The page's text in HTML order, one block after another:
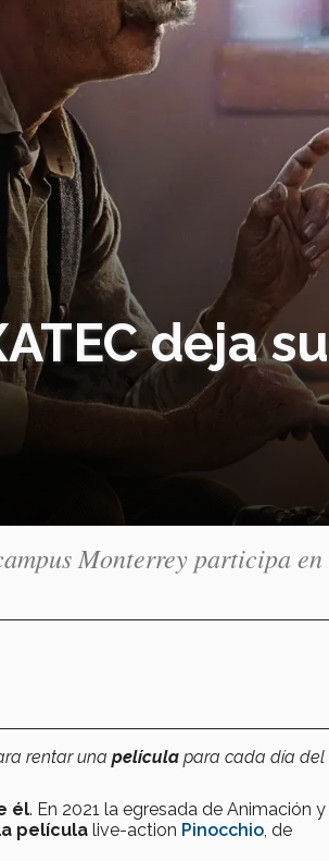
deja su
Monterrey participa en
rentar una película para cada día del
él. En 2021 la egresada de Animación y
película live-action Pinocchio , de